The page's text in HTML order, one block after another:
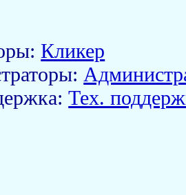
Кликер
Тех.